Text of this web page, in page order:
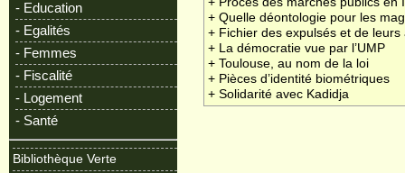
- Education
- Egalités
- Femmes
- Fiscalité
- Logement
- Santé
Bibliothèque Verte
+ Quelle déontologie pour les
+ Fichier des expulsés et de leurs
+ La démocratie vue par l’UMP
+ Toulouse, au nom de la loi
+ Pièces d’identité biométriques
+ Solidarité avec Kadidja